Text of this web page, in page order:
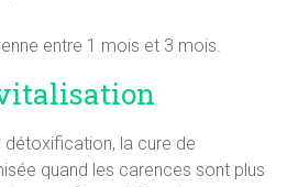
entre 1 mois et 3 mois.
détoxification, la cure de
quand les carences sont plus